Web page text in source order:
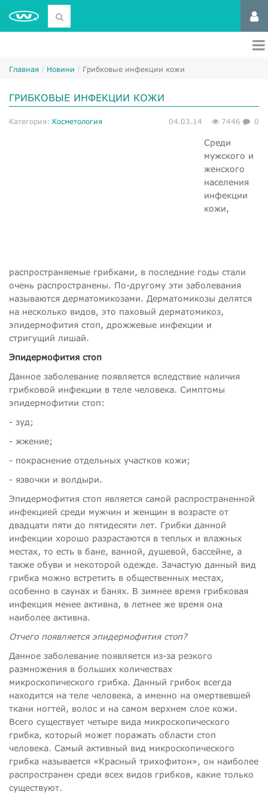
Главная Новини Грибковые инфекции кожи
ГРИБКОВЫЕ ИНФЕКЦИИ КОЖИ
Категория: Косметология 04.03.14 7446 0
Среди
мужского и
женского
населения
инфекции
кожи,
распространяемые грибками, в последние годы стали
очень распространены. По-другому эти заболевания
называются дерматомикозами. Дерматомикозы делятся
на несколько видов, это паховый дерматомикоз,
эпидермофития стоп, дрожжевые инфекции и
стригущий лишай.
Эпидермофития стоп
Данное заболевание появляется вследствие наличия
грибковой инфекции в теле человека. Симптомы
эпидермофитии стоп:
- зуд;
- жжение;
- покраснение отдельных участков кожи;
- язвочки и волдыри.
Эпидермофития стоп является самой распространенной
инфекцией среди мужчин и женщин в возрасте от
двадцати пяти до пятидесяти лет. Грибки данной
инфекции хорошо разрастаются в теплых и влажных
местах, то есть в бане, ванной, душевой, бассейне, а
также обуви и некоторой одежде. Зачастую данный вид
грибка можно встретить в общественных местах,
особенно в саунах и банях. В зимнее время грибковая
инфекция менее активна, в летнее же время она
наиболее активна.
Отчего появляется эпидермофития стоп?
Данное заболевание появляется из-за резкого
размножения в больших количествах
микроскопического грибка. Данный грибок всегда
находится на теле человека, а именно на омертвевшей
ткани ногтей, волос и на самом верхнем слое кожи.
Всего существует четыре вида микроскопического
грибка, который может поражать области стоп
человека. Самый активный вид микроскопического
грибка называется «Красный трихофитон», он наиболее
распространен среди всех видов грибков, какие только
существуют.